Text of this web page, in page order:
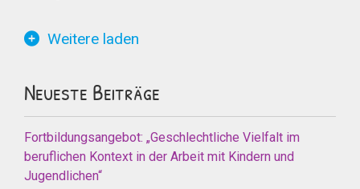
Weitere laden
Neueste Beiträge
Fortbildungsangebot: „Geschlechtliche Vielfalt im
beruflichen Kontext in der Arbeit mit Kindern und
Jugendlichen“